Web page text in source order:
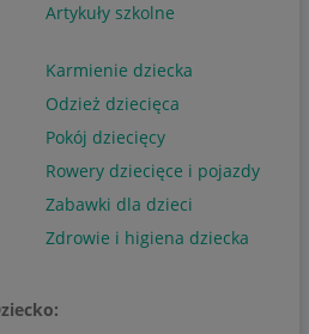
Artykuły szkolne
Karmienie dziecka
Odzież dziecięca
Pokój dziecięcy
Rowery dziecięce i pojazdy
Zabawki dla dzieci
Zdrowie i higiena dziecka